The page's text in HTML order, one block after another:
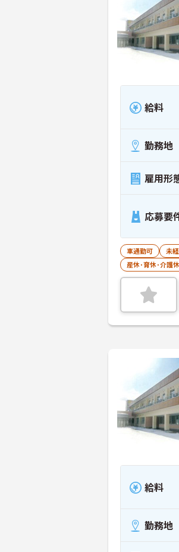
給料
勤務地
雇用形
応募要
車通勤可 未
産休･育休･介護
給料
勤務地